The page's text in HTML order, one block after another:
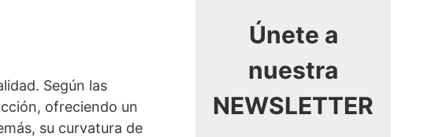
Según las
ofreciendo un
su curvatura de
Únete a
nuestra